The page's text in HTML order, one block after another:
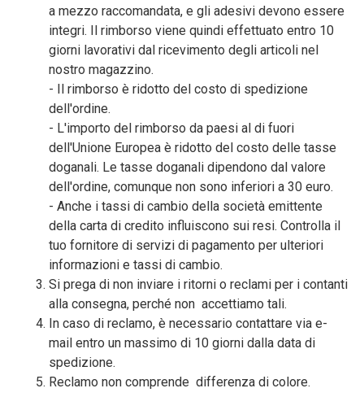
a mezzo raccomandata, e gli adesivi devono essere
integri. Il rimborso viene quindi effettuato entro 10
giorni lavorativi dal ricevimento degli articoli nel
nostro magazzino.
- Il rimborso è ridotto del costo di spedizione
dell'ordine.
- L'importo del rimborso da paesi al di fuori
dell'Unione Europea è ridotto del costo delle tasse
doganali. Le tasse doganali dipendono dal valore
dell'ordine, comunque non sono inferiori a 30 euro.
- Anche i tassi di cambio della società emittente
della carta di credito influiscono sui resi. Controlla il
tuo fornitore di servizi di pagamento per ulteriori
informazioni e tassi di cambio.
Si prega di non inviare i ritorni o reclami per i contanti
alla consegna, perché non accettiamo tali.
In caso di reclamo, è necessario contattare via e-
mail entro un massimo di 10 giorni dalla data di
spedizione.
Reclamo non comprende differenza di colore.